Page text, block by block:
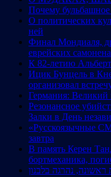
Почему бульбашное
О политических
ней
Финал Мондиаля,
еврейских
К 82-летию
Ицик Бунцель в
организовал
Германия:
Резонансное
Залки в День
«Русскоязычные
завтра
В память Керен
бортмеханика,
נהרגה בלבנון